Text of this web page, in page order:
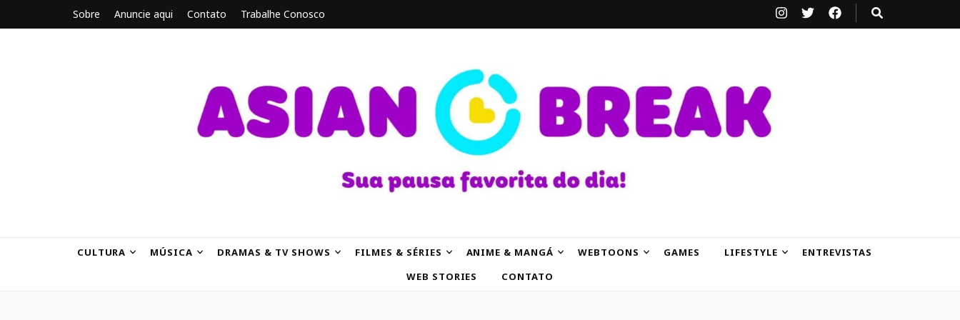
Sobre Anuncie aqui Contato Trabalhe Conosco
CULTURA MÚSICA DRAMAS & TV SHOWS FILMES & SÉRIES ANIME & MANGÁ WEBTOONS GAMES LIFESTYLE
ENTREVISTAS
WEB STORIES
CONTATO